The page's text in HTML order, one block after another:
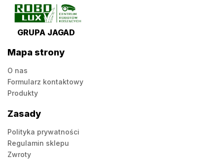
GRUPA JAGAD
Mapa strony
O nas
Formularz kontaktowy
Produkty
Zasady
Polityka prywatności
Regulamin sklepu
Zwroty